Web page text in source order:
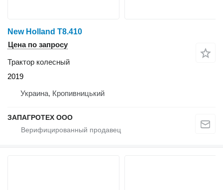
New Holland T8.410
Цена по запросу
Трактор колесный
2019
Украина, Кропивницький
ЗАПАГРОТЕХ ООО